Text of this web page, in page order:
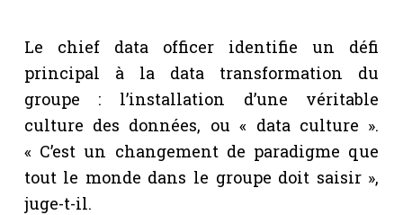
Le chief data officer identifie un défi
principal à la data transformation du
groupe : l’installation d’une véritable
culture des données, ou « data culture ».
« C’est un changement de paradigme que
tout le monde dans le groupe doit saisir »,
juge-t-il.